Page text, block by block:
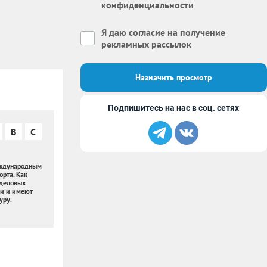
B C
Как
и имеют
конфиденциальности
Я даю согласие на получение
рекламных рассылок
Назначить просмотр
Подпишитесь на нас в соц. сетях